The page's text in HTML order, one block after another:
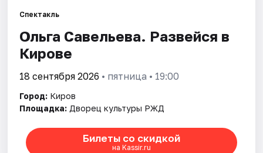
Спектакль
Ольга Савельева. Развейся в
Кирове
18 сентября 2026 • пятница • 19:00
Город: Киров
Площадка: Дворец культуры РЖД
Билеты со скидкой
на Kassir.ru